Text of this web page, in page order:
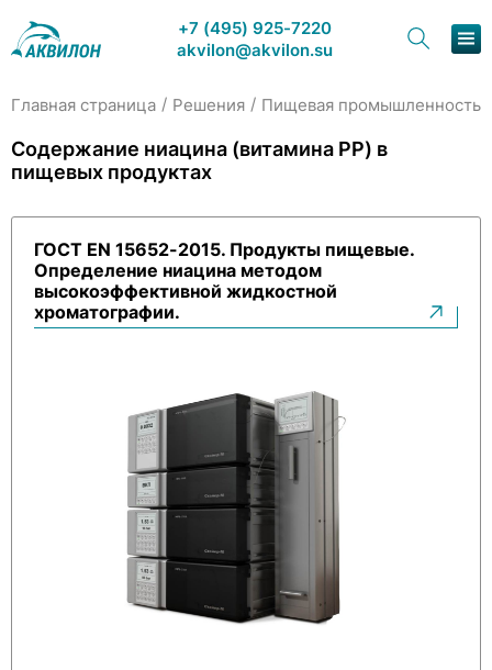
+7 (495) 925-7220
akvilon@akvilon.su
Сервис и ремонт
Главная страница / Решения / Пищевая промышленность
Содержание ниацина (витамина PP) в
пищевых продуктах
ГОСТ EN 15652-2015. Продукты пищевые.
Определение ниацина методом
высокоэффективной жидкостной
хроматографии.